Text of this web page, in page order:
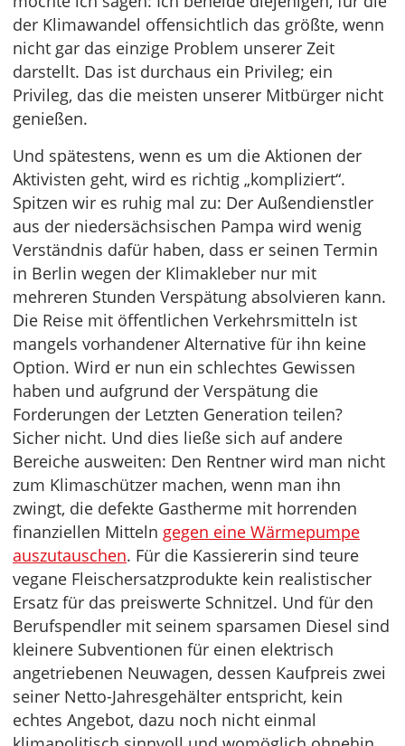
der Klimawandel offensichtlich das größte, wenn
nicht gar das einzige Problem unserer Zeit
darstellt. Das ist durchaus ein Privileg; ein
Privileg, das die meisten unserer Mitbürger nicht
genießen.
Und spätestens, wenn es um die Aktionen der
Aktivisten geht, wird es richtig „kompliziert“.
Spitzen wir es ruhig mal zu: Der Außendienstler
aus der niedersächsischen Pampa wird wenig
Verständnis dafür haben, dass er seinen Termin
in Berlin wegen der Klimakleber nur mit
mehreren Stunden Verspätung absolvieren kann.
Die Reise mit öffentlichen Verkehrsmitteln ist
mangels vorhandener Alternative für ihn keine
Option. Wird er nun ein schlechtes Gewissen
haben und aufgrund der Verspätung die
Forderungen der Letzten Generation teilen?
Sicher nicht. Und dies ließe sich auf andere
Bereiche ausweiten: Den Rentner wird man nicht
zum Klimaschützer machen, wenn man ihn
zwingt, die defekte Gastherme mit horrenden
finanziellen Mitteln gegen eine Wärmepumpe
auszutauschen. Für die Kassiererin sind teure
vegane Fleischersatzprodukte kein realistischer
Ersatz für das preiswerte Schnitzel. Und für den
Berufspendler mit seinem sparsamen Diesel sind
kleinere Subventionen für einen elektrisch
angetriebenen Neuwagen, dessen Kaufpreis zwei
seiner Netto-Jahresgehälter entspricht, kein
echtes Angebot, dazu noch nicht einmal